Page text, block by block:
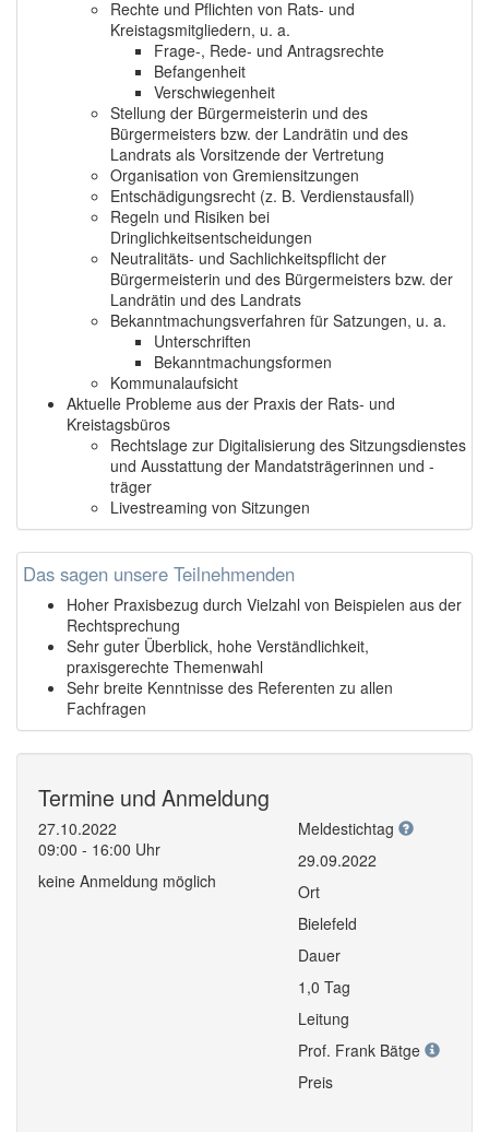
Rechte und Pflichten von Rats- und
Kreistagsmitgliedern, u. a.
Frage-, Rede- und Antragsrechte
Befangenheit
Verschwiegenheit
Stellung der Bürgermeisterin und des
Bürgermeisters bzw. der Landrätin und des
Landrats als Vorsitzende der Vertretung
Organisation von Gremiensitzungen
Entschädigungsrecht (z. B. Verdienstausfall)
Regeln und Risiken bei
Dringlichkeitsentscheidungen
Neutralitäts- und Sachlichkeitspflicht der
Bürgermeisterin und des Bürgermeisters bzw. der
Landrätin und des Landrats
Bekanntmachungsverfahren für Satzungen, u. a.
Unterschriften
Bekanntmachungsformen
Kommunalaufsicht
Aktuelle Probleme aus der Praxis der Rats- und
Kreistagsbüros
Rechtslage zur Digitalisierung des Sitzungsdienstes
und Ausstattung der Mandatsträgerinnen und -
träger
Livestreaming von Sitzungen
Das sagen unsere Teilnehmenden
Hoher Praxisbezug durch Vielzahl von Beispielen aus der
Rechtsprechung
Sehr guter Überblick, hohe Verständlichkeit,
praxisgerechte Themenwahl
Sehr breite Kenntnisse des Referenten zu allen
Fachfragen
Termine und Anmeldung
27.10.2022
09:00 - 16:00 Uhr
keine Anmeldung möglich
Meldestichtag
29.09.2022
Ort
Bielefeld
Dauer
1,0 Tag
Leitung
Prof. Frank Bätge
Preis